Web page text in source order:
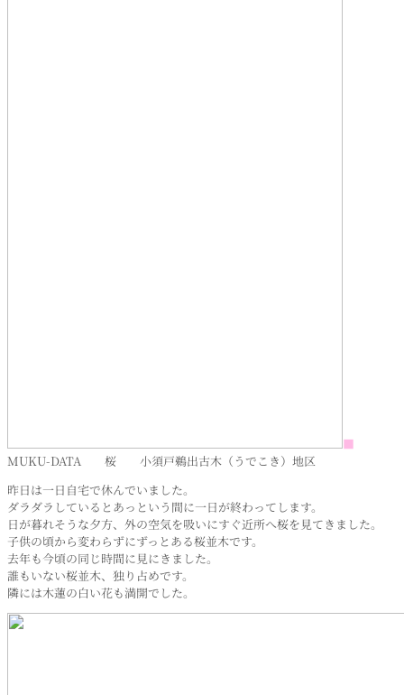
■
MUKU-DATA 桜 小須戸鵜出古木（うでこき）地区
昨日は一日自宅で休んでいました。
ダラダラしているとあっという間に一日が終わってします。
日が暮れそうな夕方、外の空気を吸いにすぐ近所へ桜を見てきました。
子供の頃から変わらずにずっとある桜並木です。
去年も今頃の同じ時間に見にきました。
誰もいない桜並木、独り占めです。
隣には木蓮の白い花も満開でした。